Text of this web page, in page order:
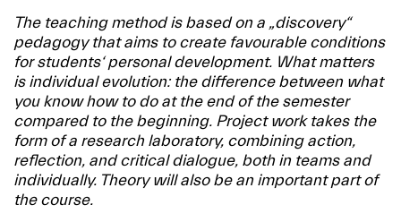
The teaching method is based on a „discovery“
pedagogy that aims to create favourable conditions
for students‘ personal development. What matters
is individual evolution: the difference between what
you know how to do at the end of the semester
compared to the beginning. Project work takes the
form of a research laboratory, combining action,
reflection, and critical dialogue, both in teams and
individually. Theory will also be an important part of
the course.